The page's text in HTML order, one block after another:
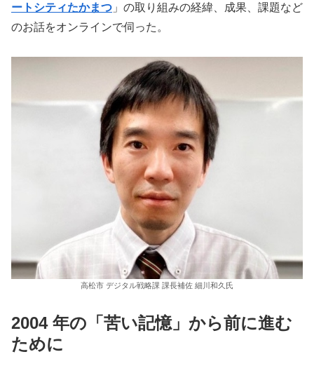
ートシティたかまつ 」の取り組みの経緯、成果、課題など
のお話をオンラインで伺った。
高松市 デジタル戦略課 課長補佐 細川和久氏
2004 年の「苦い記憶」から前に進む
ために